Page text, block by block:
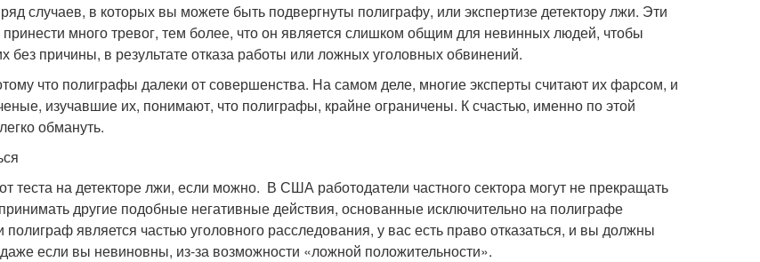
случаев, в которых вы можете быть подвергнуты полиграфу, или экспертизе детектору лжи. Эти
принести много тревог, тем более, что он является слишком общим для невинных людей, чтобы
без причины, в результате отказа работы или ложных уголовных обвинений.
что полиграфы далеки от совершенства. На самом деле, многие эксперты считают их фарсом, и
изучавшие их, понимают, что полиграфы, крайне ограничены. К счастью, именно по этой
обмануть.
теста на детекторе лжи, если можно. В США работодатели частного сектора могут не прекращать
другие подобные негативные действия, основанные исключительно на полиграфе
полиграф является частью уголовного расследования, у вас есть право отказаться, и вы должны
даже если вы невиновны, из-за возможности «ложной положительности».